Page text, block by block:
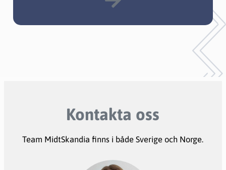
Kontakta oss
Team MidtSkandia finns i både Sverige och Norge.